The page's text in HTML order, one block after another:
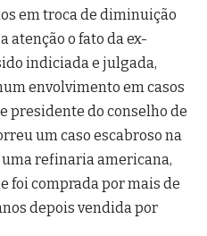
em troca de diminuição
atenção o fato da ex-
indiciada e julgada,
envolvimento em casos
presidente do conselho de
um caso escabroso na
uma refinaria americana,
foi comprada por mais de
depois vendida por